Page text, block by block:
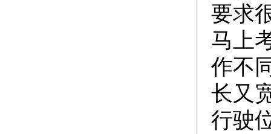
要求
马上
作不
长又
行驶